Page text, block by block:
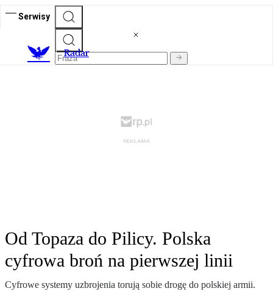
Serwisy
Radar
Od Topaza do Pilicy. Polska
cyfrowa broń na pierwszej linii
Cyfrowe systemy uzbrojenia torują sobie drogę do polskiej armii.